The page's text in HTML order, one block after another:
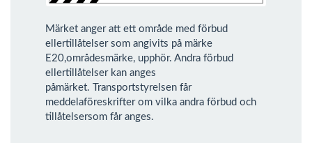
Märket anger att ett område med förbud
ellertillåtelser som angivits på märke
E20,områdesmärke, upphör. Andra förbud
ellertillåtelser kan anges
påmärket. Transportstyrelsen får
meddelaföreskrifter om vilka andra förbud och
tillåtelsersom får anges.